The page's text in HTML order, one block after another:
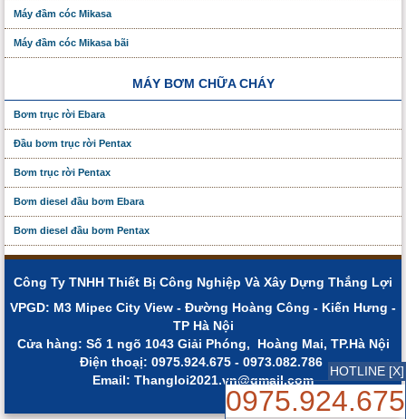
Máy đầm cóc Mikasa
Máy đầm cóc Mikasa bãi
MÁY BƠM CHỮA CHÁY
Bơm trục rời Ebara
Đầu bơm trục rời Pentax
Bơm trục rời Pentax
Bơm diesel đầu bơm Ebara
Bơm diesel đầu bơm Pentax
Công Ty TNHH Thiết Bị Công Nghiệp Và Xây Dựng Thắng Lợi
VPGD: M3 Mipec City View - Đường Hoàng Công - Kiến Hưng -
TP Hà Nội
Cửa hàng: Số 1 ngõ 1043 Giải Phóng, Hoàng Mai, TP.Hà Nội
Điện thoạị: 0975.924.675 - 0973.082.786
Email: Thangloi2021.vn@gmail.com
HOTLINE [X]
0975.924.675